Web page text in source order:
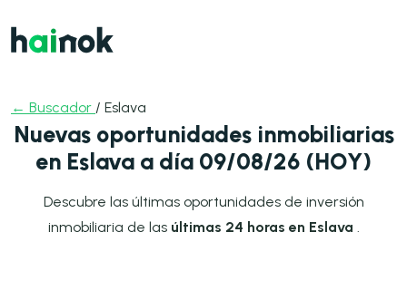
← Buscador / Eslava
Nuevas oportunidades inmobiliarias
en Eslava a día 09/08/26 (HOY)
Descubre las últimas oportunidades de inversión
inmobiliaria de las últimas 24 horas en Eslava